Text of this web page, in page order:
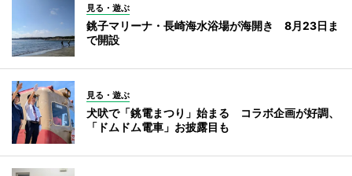
見る・遊ぶ
銚子マリーナ・長崎海水浴場が海開き 8月23日ま
で開設
見る・遊ぶ
犬吠で「銚電まつり」始まる コラボ企画が好調、
「ドムドム電車」お披露目も